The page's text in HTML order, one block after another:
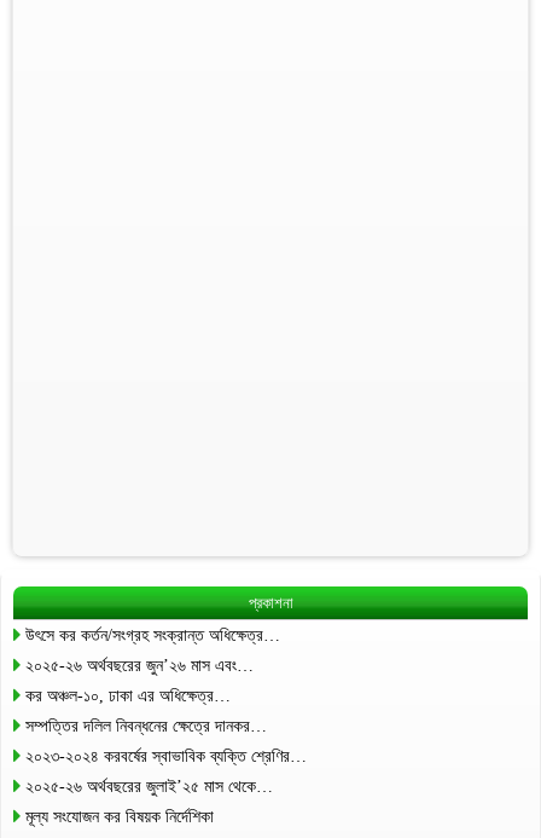
প্রকাশনা
উৎসে কর কর্তন/সংগ্রহ সংক্রান্ত অধিক্ষেত্র…
২০২৫-২৬ অর্থবছরের জুন’২৬ মাস এবং…
কর অঞ্চল-১০, ঢাকা এর অধিক্ষেত্র…
সম্পত্তির দলিল নিবন্ধনের ক্ষেত্রে দানকর…
২০২৩-২০২৪ করবর্ষের স্বাভাবিক ব্যক্তি শ্রেণির…
২০২৫-২৬ অর্থবছরের জুলাই’২৫ মাস থেকে…
মূল্য সংযোজন কর বিষয়ক নির্দেশিকা